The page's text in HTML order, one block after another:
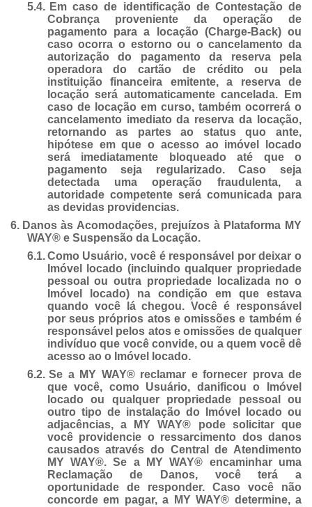
5.4. Em caso de identificação de Contestação de
Cobrança proveniente da operação de
pagamento para a locação (Charge-Back) ou
caso ocorra o estorno ou o cancelamento da
autorização do pagamento da reserva pela
operadora do cartão de crédito ou pela
instituição financeira emitente, a reserva de
locação será automaticamente cancelada. Em
caso de locação em curso, também ocorrerá o
cancelamento imediato da reserva da locação,
retornando as partes ao status quo ante,
hipótese em que o acesso ao imóvel locado
será imediatamente bloqueado até que o
pagamento seja regularizado. Caso seja
detectada uma operação fraudulenta, a
autoridade competente será comunicada para
as devidas providencias.
6. Danos às Acomodações, prejuízos à Plataforma MY
WAY® e Suspensão da Locação.
6.1.Como Usuário, você é responsável por deixar o
Imóvel locado (incluindo qualquer propriedade
pessoal ou outra propriedade localizada no o
Imóvel locado) na condição em que estava
quando você lá chegou. Você é responsável
por seus próprios atos e omissões e também é
responsável pelos atos e omissões de qualquer
indivíduo que você convide, ou a quem você dê
acesso ao o Imóvel locado.
6.2. Se a MY WAY® reclamar e fornecer prova de
que você, como Usuário, danificou o Imóvel
locado ou qualquer propriedade pessoal ou
outro tipo de instalação do Imóvel locado ou
adjacências, a MY WAY® pode solicitar que
você providencie o ressarcimento dos danos
causados através do Central de Atendimento
MY WAY®. Se a MY WAY® encaminhar uma
Reclamação de Danos, você terá a
oportunidade de responder. Caso você não
concorde em pagar, a MY WAY® determine, a